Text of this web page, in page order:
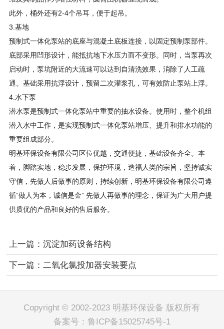
此外，桶外还有2-4个吊耳，便于起吊。
3.基地
预制式一体化泵站的底座与混凝土底板连接，以固定预制泵部件。
底部采用凹形设计，能抵抗地下水压力而不变形。同时，当泵再次
启动时，泵坑附近的大流速可以达到自清洗效果，消除了人工疏
通。基础采用抗浮设计，预留二次灌浆孔，可有效防止泵站上浮。
4.水下泵
潜水泵是预制式一体化泵站中重要的抽水设备。使用时，整个机组
潜入水中工作，是实现预制式一体化泵站增压、提升和排水功能的
重要组成部分。
明基环保设备有限公司区位优越，交通便捷，基础设备齐全。本
着，脚踏实地，稳步发展，保护环境，造福人类的宗旨，坚持诚实
守信，先做人后做事的原则，持续创新，明基环保设备有限公司遵
循“做人为本，诚信是金” 先做人再做事的理念，保证为广大用户提
供质优的产品和良好的售后服务。
上一篇：沉淀加药设备结构
下一篇：二氧化氯投加器安装要点
Copyright © 2002-2023 明基环保设备 版权所有
备案号： 鲁ICP备15025745号-1